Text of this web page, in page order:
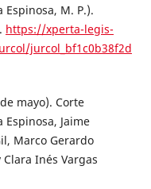
M. P.).
https://xperta-legis-
jurcol_bf1c0b38f2d
mayo). Corte
Jaime
Marco Gerardo
Inés Vargas